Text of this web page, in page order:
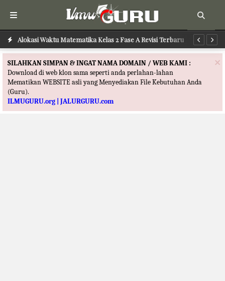
Alokasi Waktu Matematika Kelas 2 Fase A Revisi Terbaru
Alokasi Waktu Bahasa Indonesia Kelas 2 Fase A Revisi Terbaru
×
SILAHKAN SIMPAN & INGAT NAMA DOMAIN / WEB KAMI :
Download di web klon sama seperti anda perlahan-lahan
Mematikan WEBSITE asli yang Menyediakan File Kebutuhan Anda
(Guru).
ILMUGURU.org | JALURGURU.com